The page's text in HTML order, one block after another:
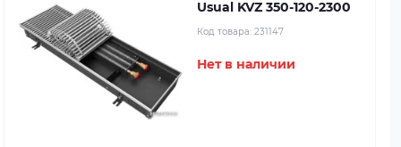
Usual KVZ 350-120-2300
Код товара: 231147
Нет в наличии